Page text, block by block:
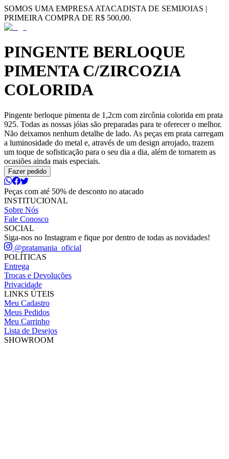
SOMOS UMA EMPRESA ATACADISTA DE SEMIJOIAS |
PRIMEIRA COMPRA DE R$ 500,00.
PINGENTE BERLOQUE
PIMENTA C/ZIRCOZIA
COLORIDA
Pingente berloque pimenta de 1,2cm com zircônia colorida em prata
925. Todas as nossas jóias são preparadas para te oferecer o melhor.
Não deixamos nenhum detalhe de lado. As peças em prata carregam
a luminosidade do metal e, através de um design arrojado, trazem
um toque de sofisticação para o seu dia a dia, além de tornarem as
ocasiões ainda mais especiais.
Fazer pedido
Peças com até 50% de desconto no atacado
INSTITUCIONAL
Sobre Nós
Fale Conosco
SOCIAL
Siga-nos no Instagram e fique por dentro de todas as novidades!
@pratamania_oficial
POLÍTICAS
Entrega
Trocas e Devoluções
Privacidade
LINKS ÚTEIS
Meu Cadastro
Meus Pedidos
Meu Carrinho
Lista de Desejos
SHOWROOM